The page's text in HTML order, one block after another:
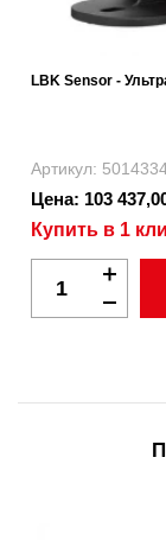
LBK Sensor -
Артикул:
Цена: 103
Купить в 1